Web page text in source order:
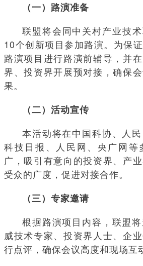
（一）路演准备
联盟将会同中关村产业技
10个创新项目参加路演。为保
路演项目进行路演前辅导，并
界、投资界开展预对接，确保
果。
（二）活动宣传
本活动将在中国科协、人民
科技日报、人民网、央广网等
广，吸引有意向的投资界、产
受众的广度，促进对接合作。
（三）专家邀请
根据路演项目内容，联盟
威技术专家、投资界人士、企
行点评，确保会议高度和现场互